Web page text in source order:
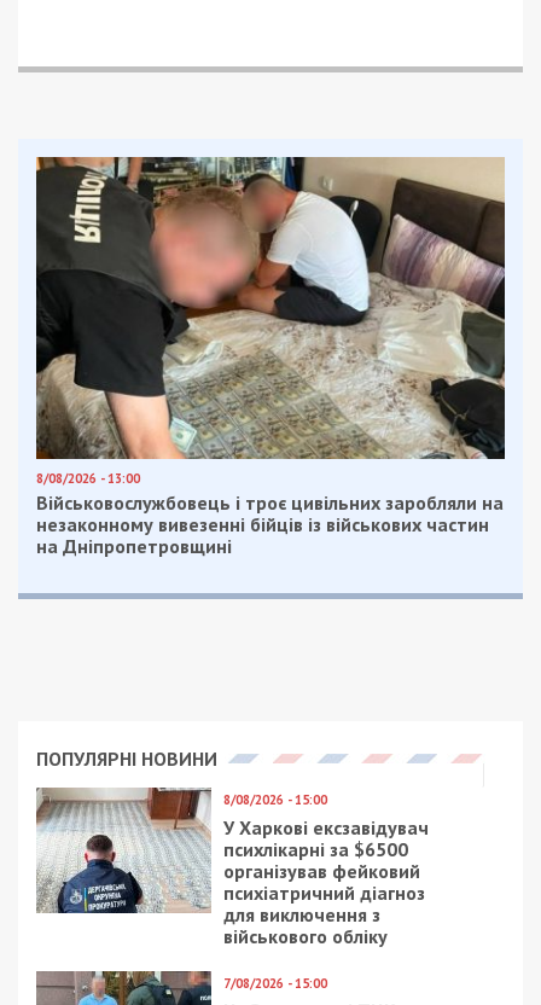
Facebook
Telegram
Twitter
WhatsApp
ViberEmail
Категории:Суспільство
полиция
за останніми новинами!
Приєднатися